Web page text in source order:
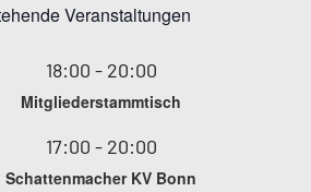
Veranstaltungen
18:00 - 20:00
Mitgliederstammtisch
17:00 - 20:00
Schattenmacher KV Bonn